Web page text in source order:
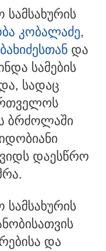
სამსახურის
კობალაძე,
და
სამების
სადაც
ბრძოლაში
დაესწრო
სამსახურის
და